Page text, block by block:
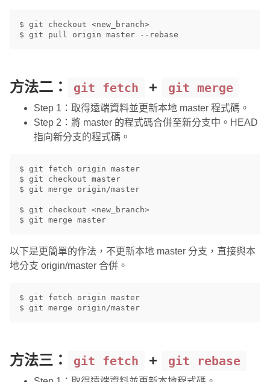
$ git checkout <new_branch>
方法二： git fetch + git merge
Step 1：取得遠端資料並更新本地 master 程式碼。
Step 2：將 master 的程式碼合併至新分支中。HEAD
指向新分支的程式碼。
$ git fetch origin master
$ git checkout master
$ git merge origin/master
$ git checkout <new_branch>
以下是更簡單的作法，不更新本地 master 分支，直接與本
地分支 origin/master 合併。
$ git fetch origin master
方法三： git fetch + git rebase